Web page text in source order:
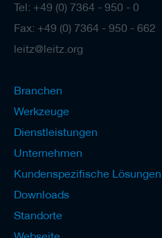
Tel: +49 (0) 7364 - 950 - 0
Fax: +49 (0) 7364 - 950 - 662
leitz@leitz.org
Branchen
Werkzeuge
Dienstleistungen
Unternehmen
Kundenspezifische Lösungen
Downloads
Standorte